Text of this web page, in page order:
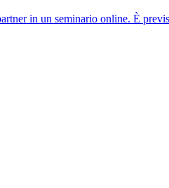
in un seminario online. È